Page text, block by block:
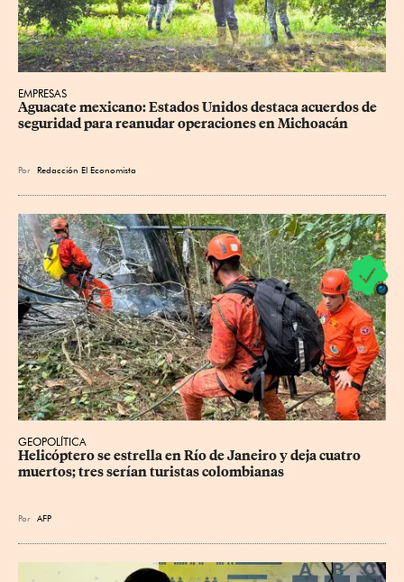
EMPRESAS
Aguacate mexicano: Estados Unidos destaca acuerdos de
seguridad para reanudar operaciones en Michoacán
Por Redacción El Economista
GEOPOLÍTICA
Helicóptero se estrella en Río de Janeiro y deja cuatro
muertos; tres serían turistas colombianas
Por AFP